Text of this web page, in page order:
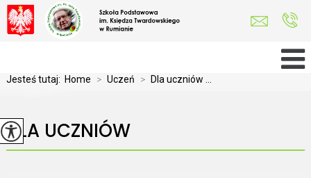
Jesteś tutaj: Home > Uczeń > Dla uczniów ...
DLA UCZNIÓW